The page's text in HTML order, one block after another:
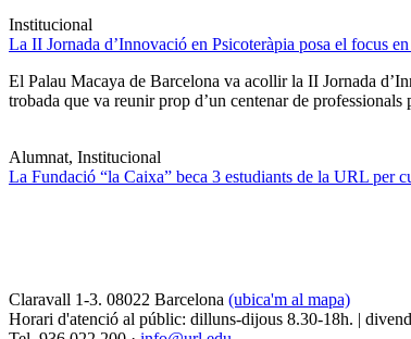
Institucional
La II Jornada d’Innovació en Psicoteràpia posa el focus
El Palau Macaya de Barcelona va acollir la II Jornada
trobada que va reunir prop d’un centenar de
Alumnat, Institucional
La Fundació “la Caixa” beca 3 estudiants de la URL per
Claravall 1-3. 08022 Barcelona (ubica'm al mapa)
Horari d'atenció al públic: dilluns-dijous 8.30-18h. |